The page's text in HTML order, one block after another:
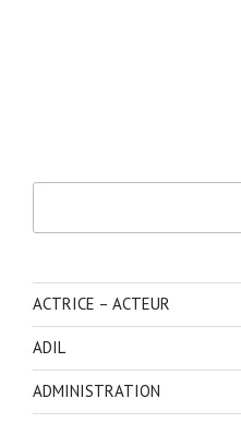
ACTRICE – ACTEUR
ADIL
ADMINISTRATION